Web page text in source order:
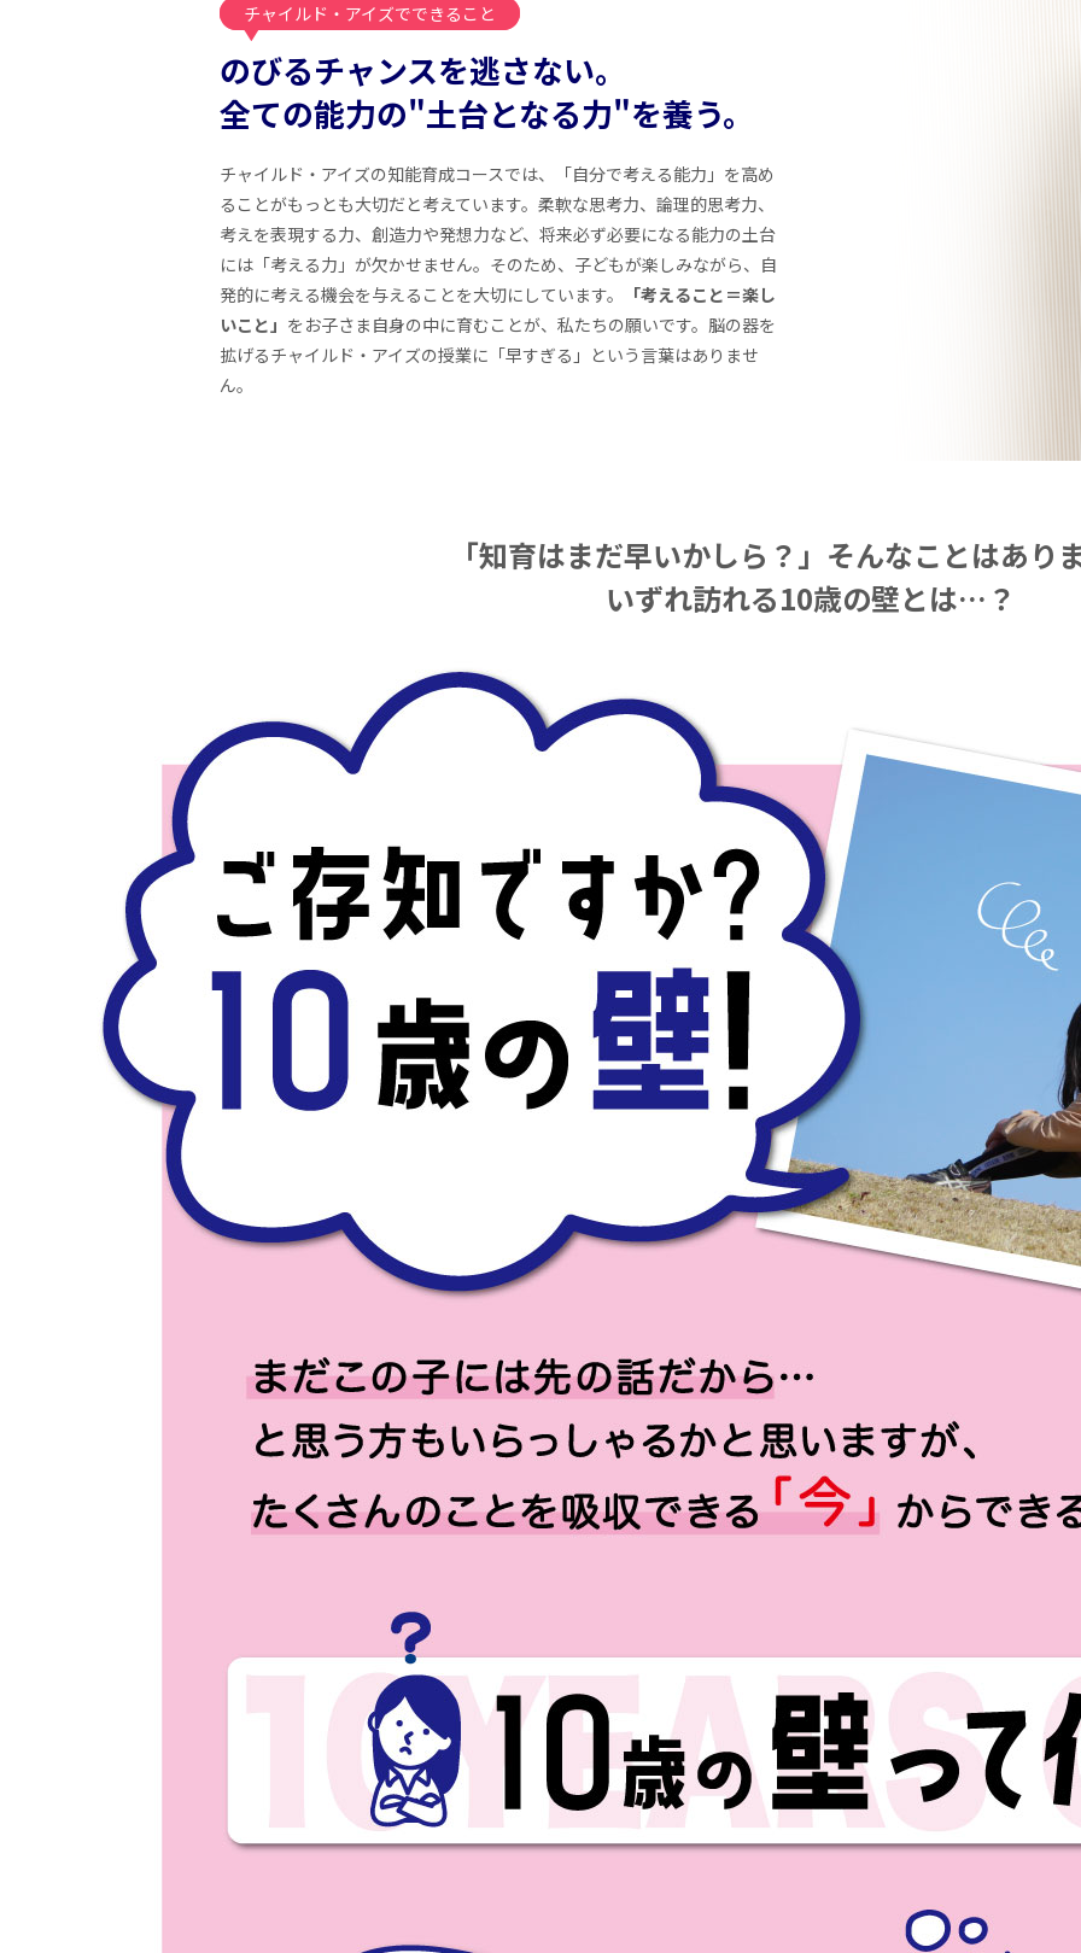
チャイルド・アイズでできること
のびるチャンスを逃さない。
全ての能力の"土台となる力"を養う。
チャイルド・アイズの知能育成コースでは、「自分で考える能力」を高め
ることがもっとも大切だと考えています。柔軟な思考力、論理的思考力、
考えを表現する力、創造力や発想力など、将来必ず必要になる能力の土台
には「考える力」が欠かせません。そのため、子どもが楽しみながら、自
発的に考える機会を与えることを大切にしています。
「考えること＝楽し
いこと」 をお子さま自身の中に育むことが、私たちの願いです。脳の器を
拡げるチャイルド・アイズの授業に「早すぎる」という言葉はありませ
ん。
「知育はまだ早いかしら？」 そんなことはあり
いずれ訪れる10歳の壁とは…？